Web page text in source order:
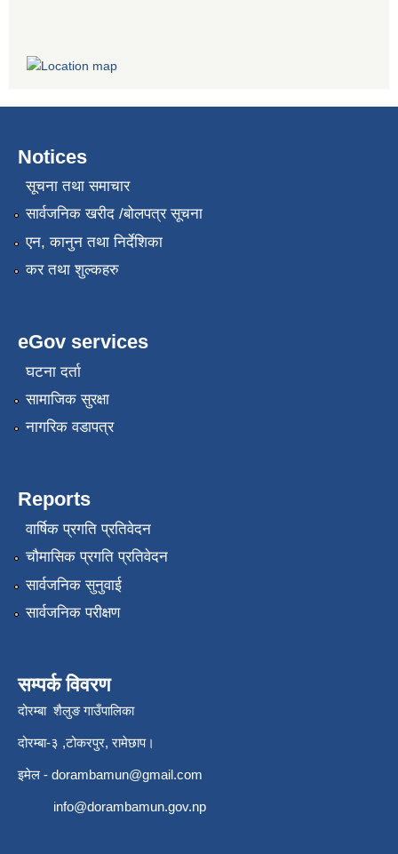
Notices
सूचना तथा समाचार
सार्वजनिक खरीद /बोलपत्र सूचना
एन, कानुन तथा निर्देशिका
कर तथा शुल्कहरु
eGov services
घटना दर्ता
सामाजिक सुरक्षा
नागरिक वडापत्र
Reports
वार्षिक प्रगति प्रतिवेदन
चौमासिक प्रगति प्रतिवेदन
सार्वजनिक सुनुवाई
सार्वजनिक परीक्षण
सम्पर्क विवरण
दोरम्बा शैलुङ गाउँपालिका
दोरम्बा-३ ,टोकरपुर, रामेछाप।
इमेल - dorambamun@gmail.com
info@dorambamun.gov.np